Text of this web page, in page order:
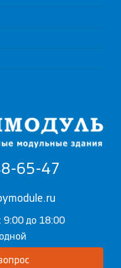
65-47
до 18:00